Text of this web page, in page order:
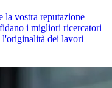
la vostra reputazione
i migliori ricercatori
l'originalità dei lavori